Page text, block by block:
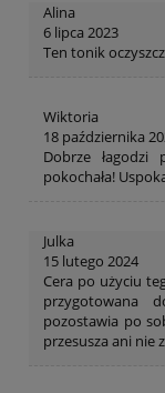
Alina
6 lipca 2023
Ten tonik
Wiktoria
18 października
Dobrze
pokochała!
Julka
15 lutego 2024
Cera po użyciu
przygotowana
pozostawia po
przesusza ani nie